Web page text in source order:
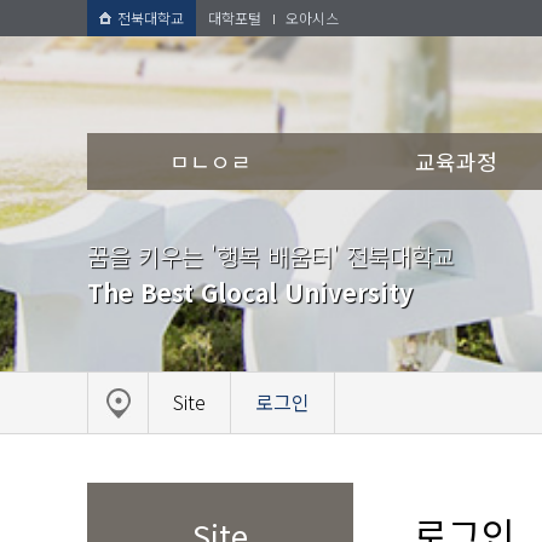
전북대학교 대학포털 오아시스
ㅁㄴㅇㄹ 교육과정
꿈을 키우는 '행복 배움터' 전북대학교
The Best Glocal University
Site 로그인